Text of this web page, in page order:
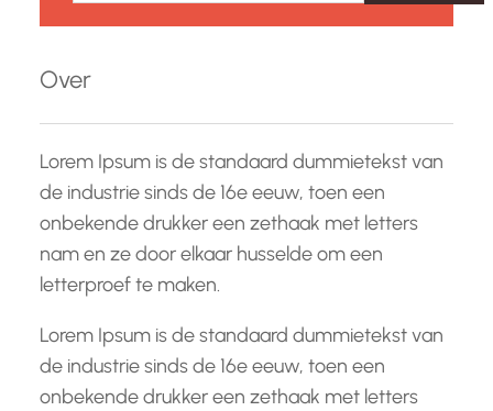
k
n
Over
Lorem Ipsum is de standaard dummietekst van
de industrie sinds de 16e eeuw, toen een
onbekende drukker een zethaak met letters
nam en ze door elkaar husselde om een
letterproef te maken.
Lorem Ipsum is de standaard dummietekst van
de industrie sinds de 16e eeuw, toen een
onbekende drukker een zethaak met letters